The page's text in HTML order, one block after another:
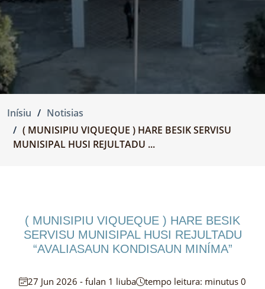
Inísiu
Notisias
( MUNISIPIU VIQUEQUE ) HARE BESIK SERVISU
MUNISIPAL HUSI REJULTADU ...
( MUNISIPIU VIQUEQUE ) HARE BESIK
SERVISU MUNISIPAL HUSI REJULTADU
“AVALIASAUN KONDISAUN MINÍMA”
27 Jun 2026 - fulan 1 liuba tempo leitura: minutus 0